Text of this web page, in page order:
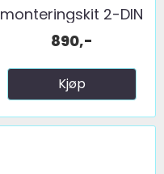
monteringskit 2-DIN
...
890,-
Kjøp